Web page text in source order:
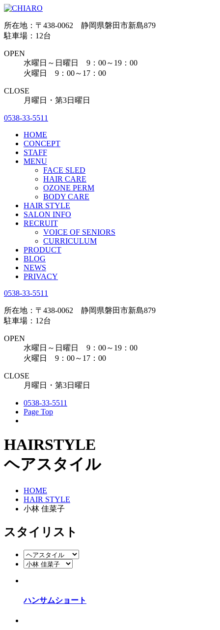
所在地：〒438-0062 静岡県磐田市新島879
駐車場：12台
OPEN
水曜日～日曜日 9：00～19：00
火曜日 9：00～17：00
CLOSE
月曜日・第3日曜日
0538-33-5511
HOME
CONCEPT
STAFF
MENU
FACE SLED
HAIR CARE
OZONE PERM
BODY CARE
HAIR STYLE
SALON INFO
RECRUIT
VOICE OF SENIORS
CURRICULUM
PRODUCT
BLOG
NEWS
PRIVACY
0538-33-5511
所在地：〒438-0062 静岡県磐田市新島879
駐車場：12台
OPEN
水曜日～日曜日 9：00～19：00
火曜日 9：00～17：00
CLOSE
月曜日・第3日曜日
0538-33-5511
Page Top
HAIRSTYLE
ヘアスタイル
HOME
HAIR STYLE
小林 佳菜子
スタイリスト
ハンサムショート